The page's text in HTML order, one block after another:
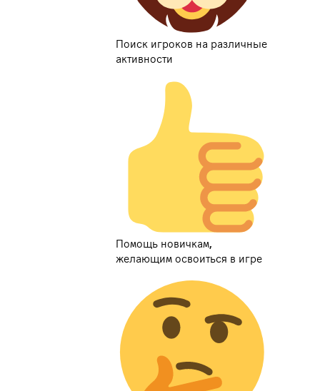
Поиск игроков на различные
активности
Помощь новичкам,
желающим освоиться в игре